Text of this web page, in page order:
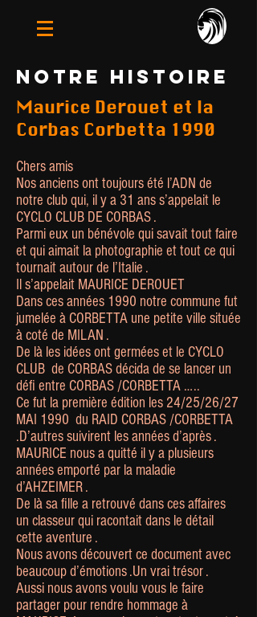
Notre Histoire
Maurice Derouet et la
Corbas Corbetta 1990
Chers amis
Nos anciens ont toujours été l’ADN de
notre club qui, il y a 31 ans s’appelait le
CYCLO CLUB DE CORBAS .
Parmi eux un bénévole qui savait tout faire
et qui aimait la photographie et tout ce qui
tournait autour de l’Italie .
Il s’appelait MAURICE DEROUET
Dans ces années 1990 notre commune fut
jumelée à CORBETTA une petite ville située
à coté de MILAN .
De là les idées ont germées et le CYCLO
CLUB de CORBAS décida de se lancer un
défi entre CORBAS /CORBETTA …..
Ce fut la première édition les 24/25/26/27
MAI 1990 du RAID CORBAS /CORBETTA
.D’autres suivirent les années d’après .
MAURICE nous a quitté il y a plusieurs
années emporté par la maladie
d’AHZEIMER .
De là sa fille a retrouvé dans ces affaires
un classeur qui racontait dans le détail
cette aventure .
Nous avons découvert ce document avec
beaucoup d’émotions .Un vrai trésor .
Aussi nous avons voulu vous le faire
partager pour rendre hommage à